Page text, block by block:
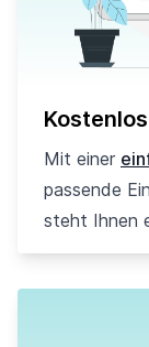
Mit einer
passende
steht Ihnen